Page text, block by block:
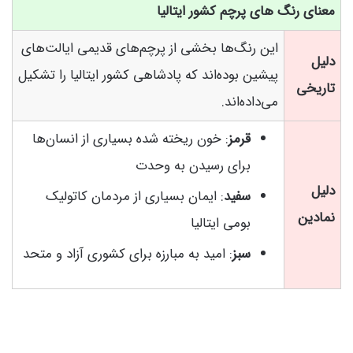
معنای رنگ های پرچم کشور ایتالیا
دلیل
تاریخی
این رنگ‌ها بخشی از پرچم‌های قدیمی ایالت‌های
پیشین بوده‌اند که پادشاهی کشور ایتالیا را تشکیل
می‌داده‌اند.
دلیل
نمادین
قرمز: خون ریخته شده بسیاری از انسان‌ها
برای رسیدن به وحدت
سفید: ایمان بسیاری از مردمان کاتولیک
بومی ایتالیا
سبز: امید به مبارزه برای کشوری آزاد و متحد